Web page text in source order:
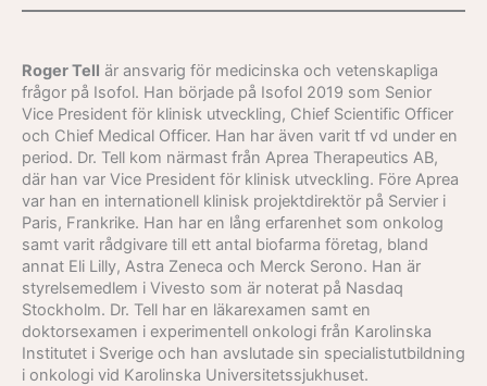
Roger Tell är ansvarig för medicinska och vetenskapliga
frågor på Isofol. Han började på Isofol 2019 som Senior
Vice President för klinisk utveckling, Chief Scientific Officer
och Chief Medical Officer. Han har även varit tf vd under en
period. Dr. Tell kom närmast från Aprea Therapeutics AB,
där han var Vice President för klinisk utveckling. Före Aprea
var han en internationell klinisk projektdirektör på Servier i
Paris, Frankrike. Han har en lång erfarenhet som onkolog
samt varit rådgivare till ett antal biofarma företag, bland
annat Eli Lilly, Astra Zeneca och Merck Serono. Han är
styrelsemedlem i Vivesto som är noterat på Nasdaq
Stockholm. Dr. Tell har en läkarexamen samt en
doktorsexamen i experimentell onkologi från Karolinska
Institutet i Sverige och han avslutade sin specialistutbildning
i onkologi vid Karolinska Universitetssjukhuset.